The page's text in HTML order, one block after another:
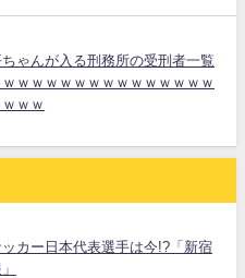
ゃんが入る刑務所の受刑者一覧
ｗｗｗｗｗｗｗｗｗｗｗｗｗｗ
ｗｗ
カー日本代表選手は今!?「新宿